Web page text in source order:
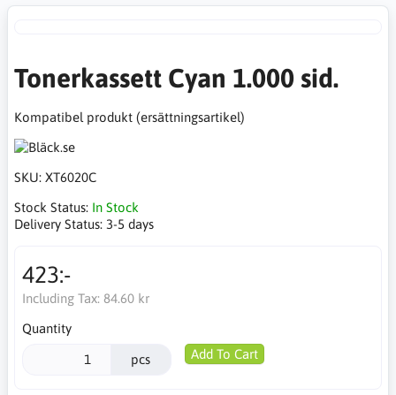
Tonerkassett Cyan 1.000 sid.
Kompatibel produkt (ersättningsartikel)
SKU: XT6020C
Stock Status: In Stock
Delivery Status: 3-5 days
423:-
Including Tax: 84.60 kr
Quantity
pcs Add To Cart